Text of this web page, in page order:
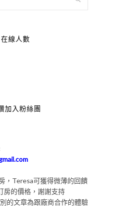
在線人數
加入粉絲團
，Teresa可獲得微薄的回饋
房的價格，謝謝支持
的文章為跟廠商合作的體驗